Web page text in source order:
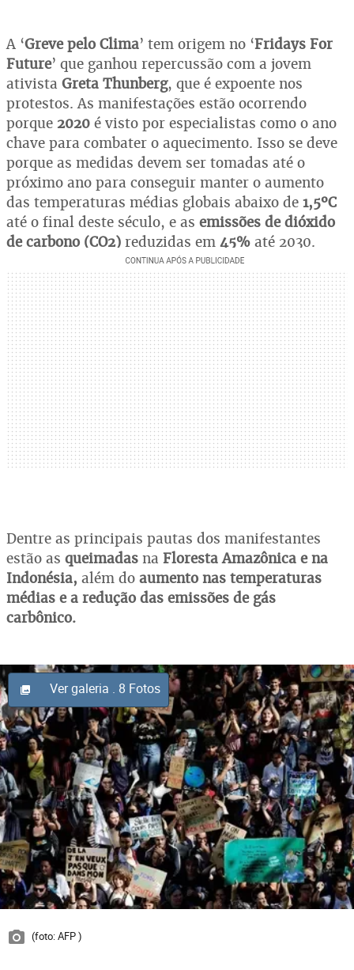
A ‘Greve pelo Clima’ tem origem no ‘Fridays For
Future’ que ganhou repercussão com a jovem
ativista Greta Thunberg, que é expoente nos
protestos. As manifestações estão ocorrendo
porque 2020 é visto por especialistas como o ano
chave para combater o aquecimento. Isso se deve
porque as medidas devem ser tomadas até o
próximo ano para conseguir manter o aumento
das temperaturas médias globais abaixo de 1,5ºC
até o final deste século, e as emissões de dióxido
de carbono (CO2) reduzidas em 45% até 2030.
Dentre as principais pautas dos manifestantes
estão as queimadas na Floresta Amazônica e na
Indonésia, além do aumento nas temperaturas
médias e a redução das emissões de gás
carbônico.
Ver galeria . 8 Fotos
(foto: AFP )